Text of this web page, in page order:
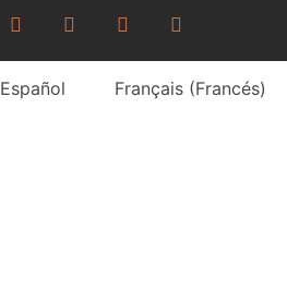
Español Français(Francés)